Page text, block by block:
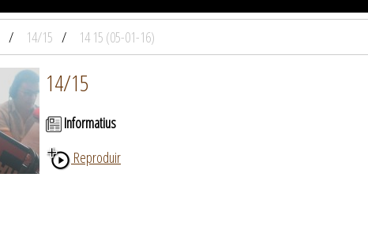
14/15 14 15 (05-01-16)
14/15
Informatius
Reproduir